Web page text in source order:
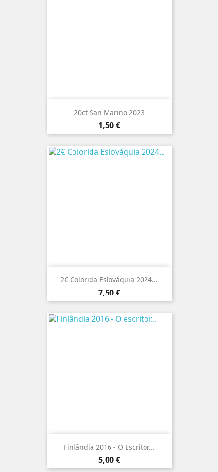
20ct San Marino 2023
Preço
1,50 €
2€ Colorida Eslováquia 2024...
Preço
7,50 €
Finlândia 2016 - O Escritor...
Preço
5,00 €